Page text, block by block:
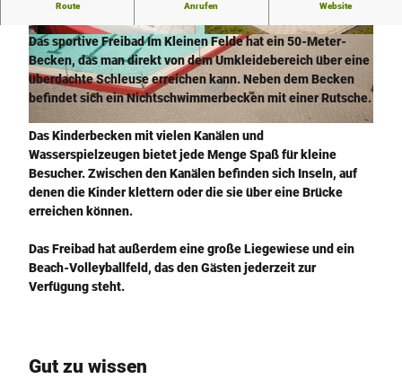
© Freizeiteinrichtungen Stadtwerke Herford GmbH | CC-BY-SA
© Freizeiteinrichtungen Stadtwerke Herford G
mbH |
© Freizeiteinrichtungen Stadtwerke Herford G
Route Anrufen Website
Ab ins Vergnügen!
Das sportive Freibad Im Kleinen Felde hat ein 50-Meter-
Becken, das man direkt von dem Umkleidebereich über eine
überdachte Schleuse erreichen kann. Neben dem Becken
befindet sich ein Nichtschwimmerbecken mit einer Rutsche.
Das Kinderbecken mit vielen Kanälen und
Wasserspielzeugen bietet jede Menge Spaß für kleine
Besucher. Zwischen den Kanälen befinden sich Inseln, auf
denen die Kinder klettern oder die sie über eine Brücke
erreichen können.
Das Freibad hat außerdem eine große Liegewiese und ein
Beach-Volleyballfeld, das den Gästen jederzeit zur
Verfügung steht.
Gut zu wissen